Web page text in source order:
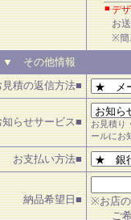
■デ
お
※簡
その他情報
見積の返信方法■
知らせサービス■
お見積り
ールにお
お支払い方法■
納品希望日■
※お店の
ご希望